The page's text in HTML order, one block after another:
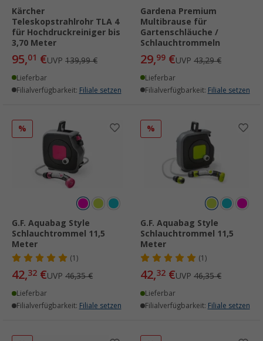
Kärcher
Teleskopstrahlrohr TLA 4
für Hochdruckreiniger bis
3,70 Meter
95,01 €UVP 139,99 €
Lieferbar
Filialverfügbarkeit: Filiale setzen
Gardena Premium
Multibrause für
Gartenschläuche /
Schlauchtrommeln
29,99 €UVP 43,29 €
Lieferbar
Filialverfügbarkeit: Filiale setzen
%
G.F. Aquabag Style
Schlauchtrommel 11,5
Meter
(1)
42,32 €UVP 46,35 €
Lieferbar
Filialverfügbarkeit: Filiale setzen
%
G.F. Aquabag Style
Schlauchtrommel 11,5
Meter
(1)
42,32 €UVP 46,35 €
Lieferbar
Filialverfügbarkeit: Filiale setzen